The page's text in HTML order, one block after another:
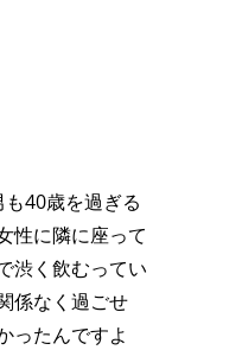
40歳を過ぎる
性に隣に座って
渋く飲むってい
係なく過ごせ
ったんですよ